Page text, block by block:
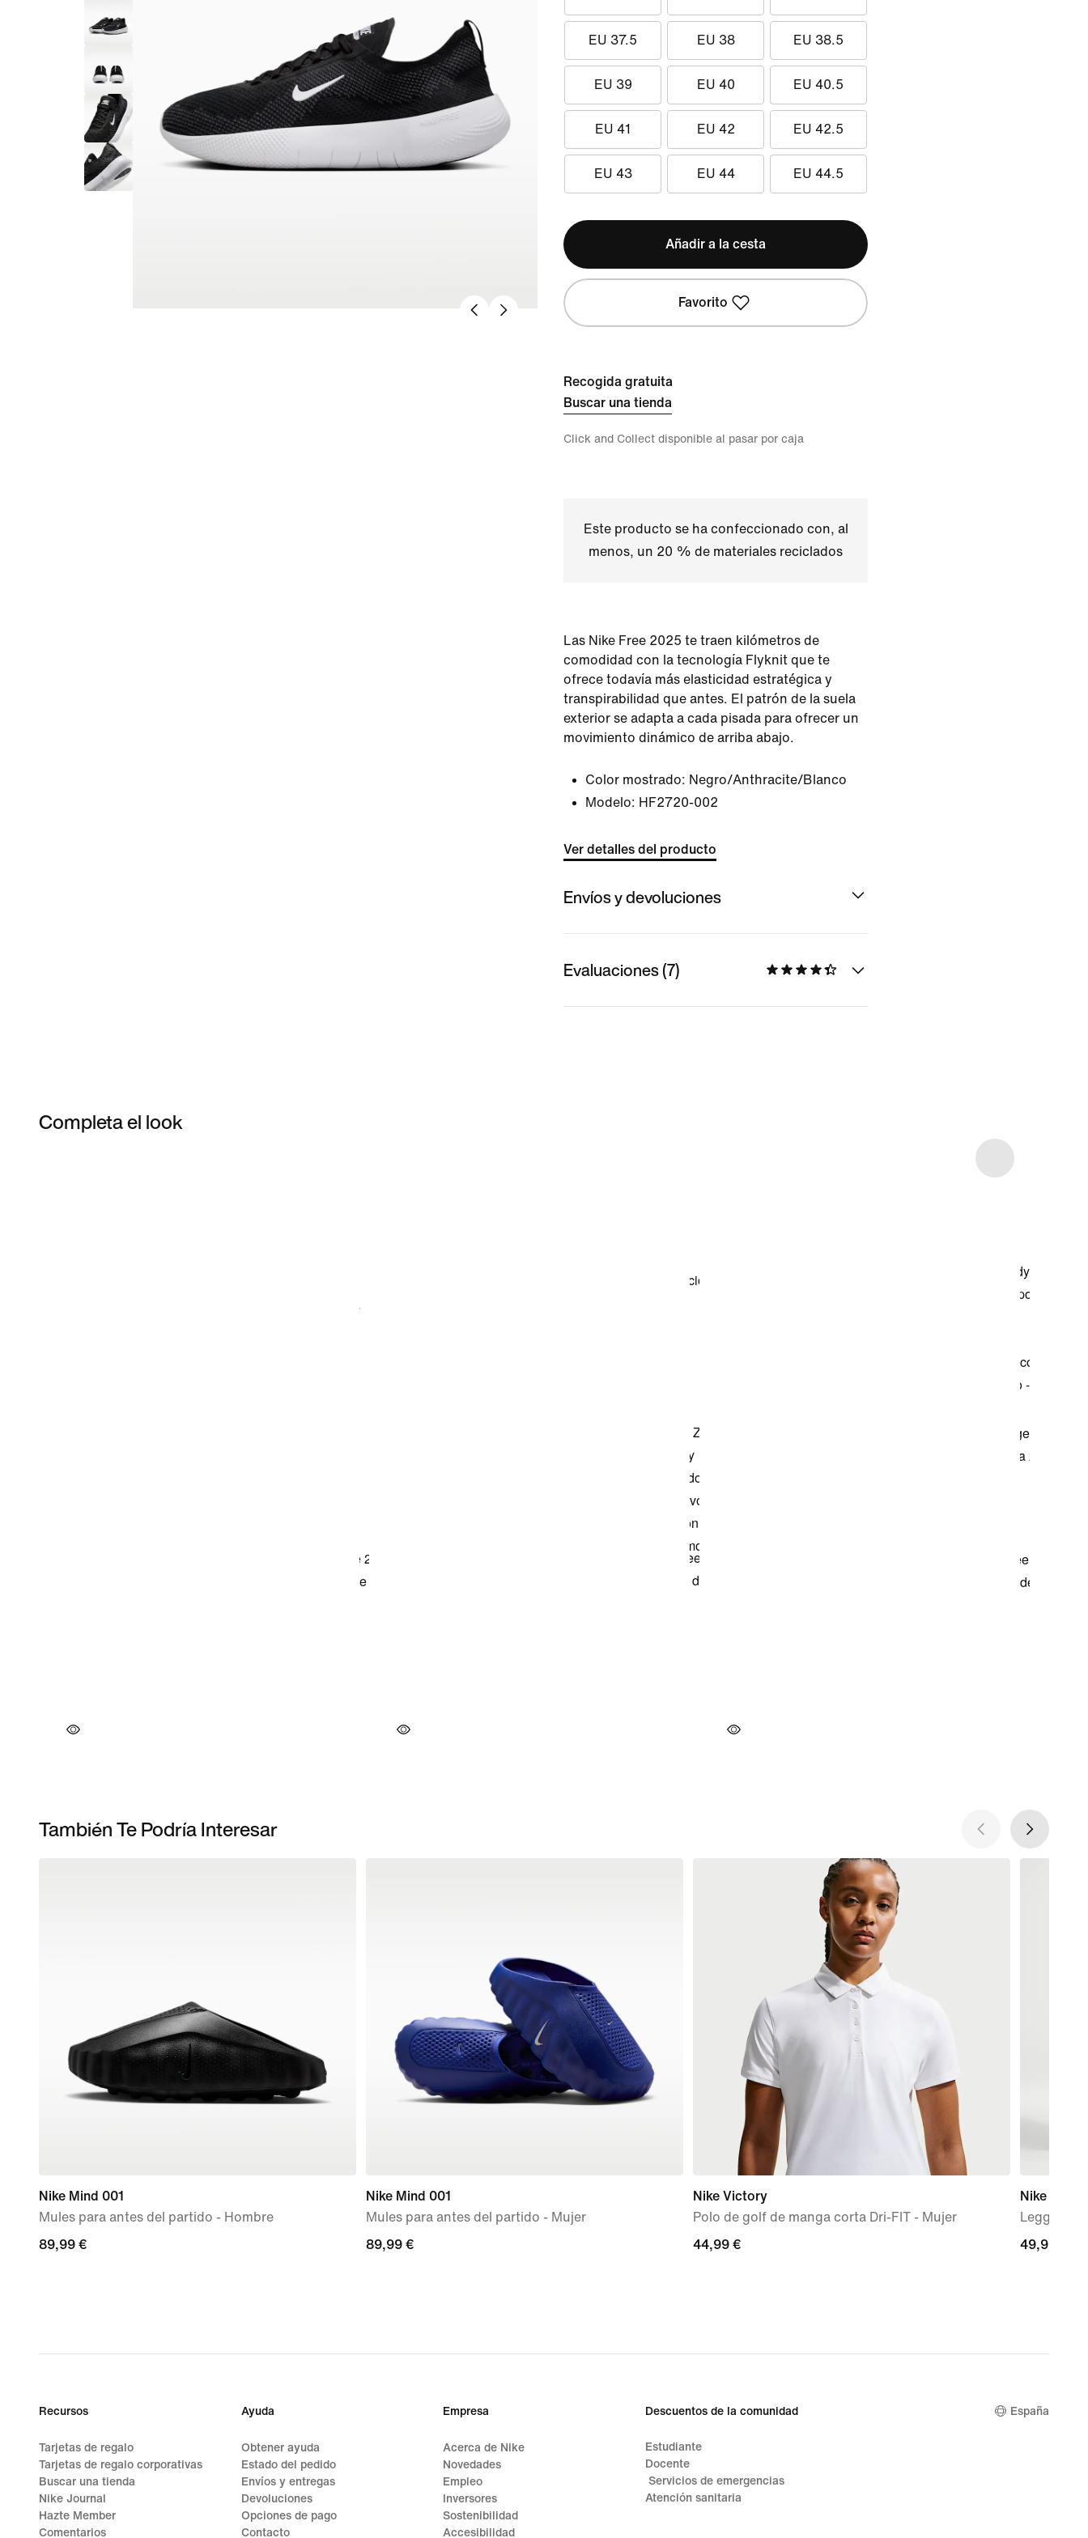
EU 37.5 EU 38 EU 38.5
EU 39 EU 40 EU 40.5
EU 41 EU 42 EU 42.5
EU 43 EU 44 EU 44.5
Añadir a la cesta
Favorito
Recogida gratuita
Buscar una tienda
Click and Collect disponible al pasar por caja
Este producto se ha confeccionado con, al
menos, un 20 % de materiales reciclados
Las Nike Free 2025 te traen kilómetros de
comodidad con la tecnología Flyknit que te
ofrece todavía más elasticidad estratégica y
transpirabilidad que antes. El patrón de la suela
exterior se adapta a cada pisada para ofrecer un
movimiento dinámico de arriba abajo.
Color mostrado: Negro/Anthracite/Blanco
Modelo: HF2720-002
Ver detalles del producto
Envíos y devoluciones
Evaluaciones (7)
Completa el look
También Te Podría Interesar
Nike Mind 001
Mules para antes del partido - Hombre
89,99 €
89,99 €
Nike Mind 001
Mules para antes del partido - Mujer
89,99 €
89,99 €
Nike Victory
Polo de golf de manga corta Dri-FIT - Mujer
44,99 €
44,99 €
Nike One
Leggings
49,99 €
49,99 €
Recursos
Tarjetas de regalo
Tarjetas de regalo corporativas
Buscar una tienda
Nike Journal
Hazte Member
Comentarios
Ayuda
Obtener ayuda
Estado del pedido
Envíos y entregas
Devoluciones
Opciones de pago
Contacto
Empresa
Acerca de Nike
Novedades
Empleo
Inversores
Sostenibilidad
Accesibilidad
Descuentos de la comunidad
Estudiante
Docente
Servicios de emergencias
Atención sanitaria
España